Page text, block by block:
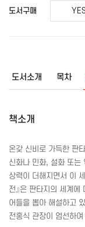
도서구매
도서소개 목차
책소개
온갖 신비로 가득한 판
신화나 민화, 설화 또는
상력이 더해지면서 이
전』은 판타지의 세계
어들을 뽑아 해설하고
전홍식 관장이 엄선하